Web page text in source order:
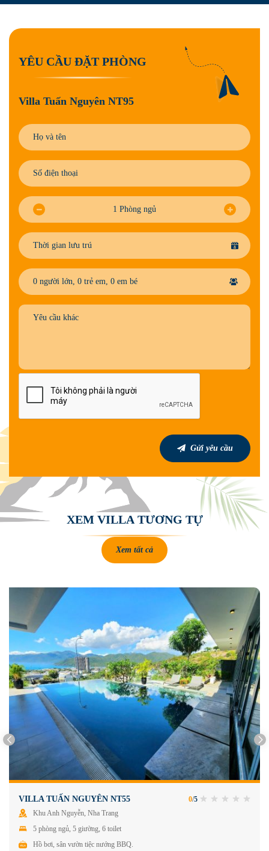
YÊU CẦU ĐẶT PHÒNG
Villa Tuấn Nguyên NT95
1 Phòng ngủ
Thời gian lưu trú
0 người lớn, 0 trẻ em, 0 em bé
Gửi yêu cầu
XEM VILLA TƯƠNG TỰ
Xem tất cả
VILLA TUẤN NGUYÊN NT55 0/5
Khu Anh Nguyễn, Nha Trang
5 phòng ngủ, 5 giường, 6 toilet
Hồ bơi, sân vườn tiệc nướng BBQ.